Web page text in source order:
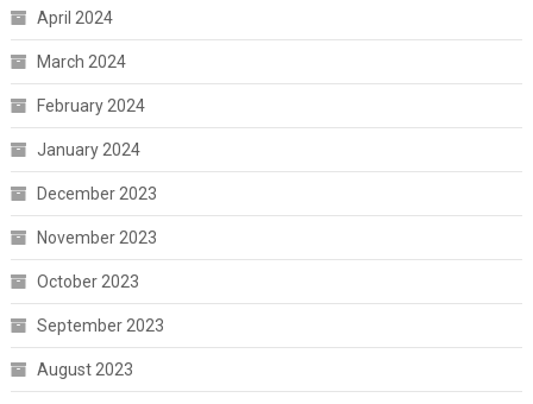
April 2024
March 2024
February 2024
January 2024
December 2023
November 2023
October 2023
September 2023
August 2023